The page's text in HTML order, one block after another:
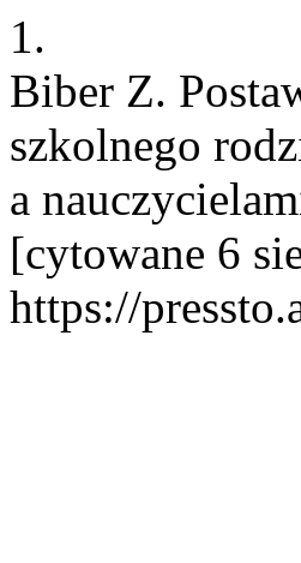
1.
Biber Z.
szkolnego
a
[cytowane 6
https://